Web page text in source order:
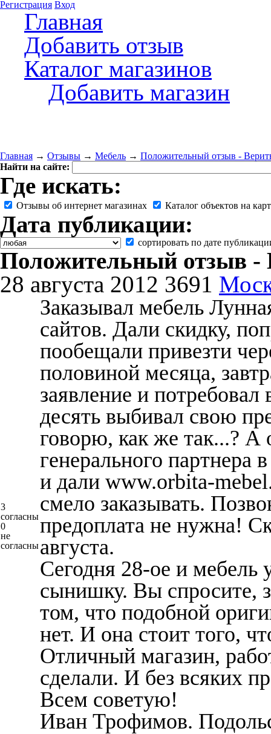
Регистрация Вход
Главная
Добавить отзыв
Каталог магазинов
Добавить магазин
Главная → Отзывы → Мебель → Положительный отзыв -
Найти на сайте:
Где искать:
Отзывы об интернет магазинах Каталог объектов на
Дата публикации:
сортировать по дате
Положительный отзыв -
28 августа 2012 3691
3
согласны
0
не
согласны
Заказывал мебель
сайтов. Дали скидку,
пообещали привезти
половиной месяца,
заявление и
десять выбивал свою
говорю, как же так...?
генерального партнера
и дали www.orbita-
смело заказывать.
предоплата не нужна!
августа.
Сегодня 28-ое и мебель
сынишку. Вы спросите,
том, что подобной
нет. И она стоит того,
Отличный магазин,
сделали. И без всяких
Всем советую!
Иван Трофимов.